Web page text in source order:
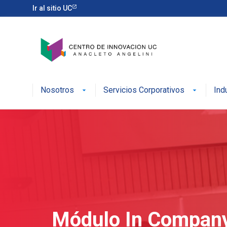
Ir al sitio UC
Nosotros Servicios Corporativos
Módulo In